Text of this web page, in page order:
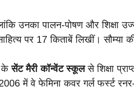
उनका पालन-पोषण और शिक्षा
पर 17 किताबें लिखीं। सौम्या
केसेंट मैरी कॉन्वेंट स्कूलसे शिक्षा
में वे फेमिना कवर गर्ल फर्स्ट